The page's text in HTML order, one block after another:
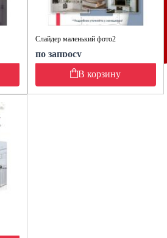
Слайдер маленький фото2
по запросу
В корзину